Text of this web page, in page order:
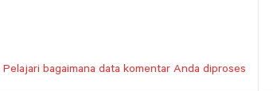
Pelajari bagaimana data komentar Anda diproses